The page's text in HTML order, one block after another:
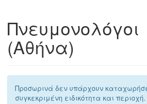
Πνευμονολόγοι
(Αθήνα)
Προσωρινά δεν υπάρχουν
συγκεκριμένη ειδικότητα και περιοχή.